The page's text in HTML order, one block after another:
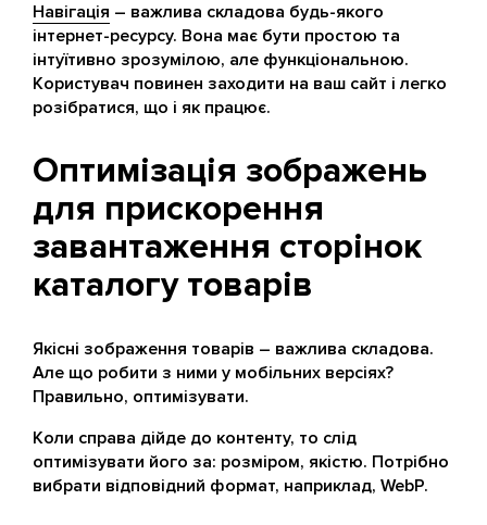
Навігація – важлива складова будь-якого
інтернет-ресурсу. Вона має бути простою та
інтуїтивно зрозумілою, але функціональною.
Користувач повинен заходити на ваш сайт і легко
розібратися, що і як працює.
Оптимізація зображень
для прискорення
завантаження сторінок
каталогу товарів
Якісні зображення товарів – важлива складова.
Але що робити з ними у мобільних версіях?
Правильно, оптимізувати.
Коли справа дійде до контенту, то слід
оптимізувати його за: розміром, якістю. Потрібно
вибрати відповідний формат, наприклад, WebP.